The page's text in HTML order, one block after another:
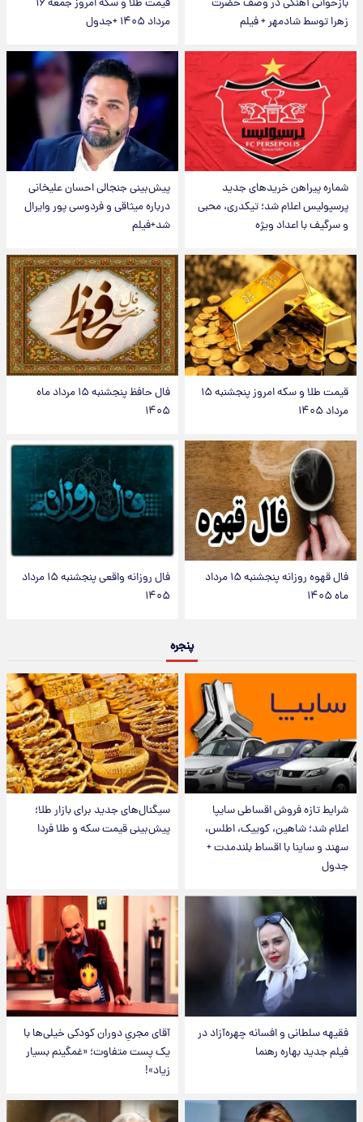
بازخوانی آهنگی در وصف حضرت
زهرا توسط شادمهر + فیلم
قیمت طلا و سکه امروز جمعه ۱۶
مرداد ۱۴۰۵ +جدول
شماره پیراهن خریدهای جدید
پرسپولیس اعلام شد؛ تیکدری، محبی
و سرگیف با اعداد ویژه
پیش‌بینی جنجالی احسان علیخانی
درباره میثاقی و فردوسی پور وایرال
شد+فیلم
قیمت طلا و سکه امروز پنجشنبه ۱۵
مرداد ۱۴۰۵
فال حافظ پنجشنبه ۱۵ مرداد ماه
۱۴۰۵
فال قهوه روزانه پنجشنبه ۱۵ مرداد
ماه ۱۴۰۵
فال روزانه واقعی پنجشنبه ۱۵ مرداد
۱۴۰۵
پنجره
شرایط تازه فروش اقساطی سایپا
اعلام شد؛ شاهین، کوییک، اطلس،
سهند و ساینا با اقساط بلندمدت +
جدول
سیگنال‌های جدید برای بازار طلا؛
پیش‌بینی قیمت سکه و طلا فردا
فقیهه سلطانی و افسانه چهره‌آزاد در
فیلم جدید بهاره رهنما
آقای مجریِ دوران کودکی خیلی‌ها با
یک پست متفاوت؛ «غمگینم بسیار
زیاد»!